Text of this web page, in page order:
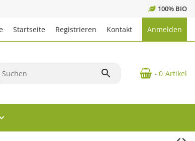
100% BIO
Startseite Registrieren Kontakt Anmelden
- 0 Artikel